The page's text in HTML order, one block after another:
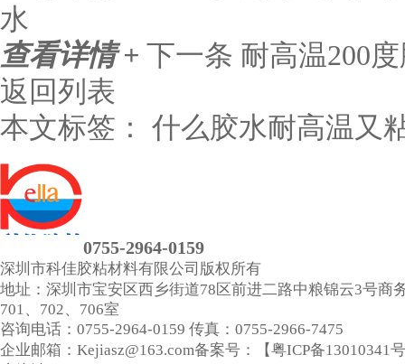
水
查看详情 + 下一条 耐高温200
返回列表
本文标签： 什么胶水耐高温又
0755-2964-0159
深圳市科佳胶粘材料有限公司 版权所有
地址：深圳市宝安区西乡街道78区前进二路中粮锦云3号商
701、702、706室
咨询电话：0755-2964-0159 传真：0755-2966-7475
企业邮箱：Kejiasz@163.com备案号：【粤ICP备13010341号